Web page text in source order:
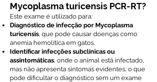
Mycoplasma turicensis PCR-RT?
Este exame é utilizado para:
Diagnóstico de infecção por Mycoplasma
turicensis, que pode causar doenças como
anemia hemolítica em gatos.
Identificar infecções subclínicas ou
assintomáticas, onde o animal está infectado,
mas não apresenta sintomas evidentes, o que
pode dificultar o diagnóstico sem um exame